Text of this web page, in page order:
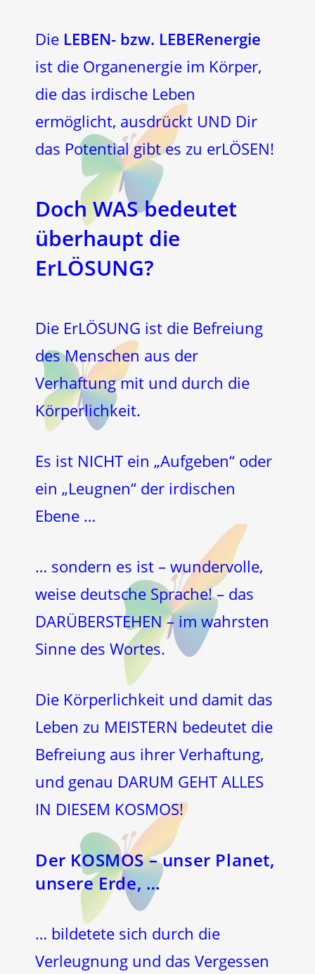
Die LEBEN- bzw. LEBERenergie
ist die Organenergie im Körper,
die das irdische Leben
ermöglicht, ausdrückt UND Dir
das Potential gibt es zu erLÖSEN!
Doch WAS bedeutet
überhaupt die
ErLÖSUNG?
Die ErLÖSUNG ist die Befreiung
des Menschen aus der
Verhaftung mit und durch die
Körperlichkeit.
Es ist NICHT ein „Aufgeben“ oder
ein „Leugnen“ der irdischen
Ebene …
… sondern es ist – wundervolle,
weise deutsche Sprache! – das
DARÜBERSTEHEN – im wahrsten
Sinne des Wortes.
Die Körperlichkeit und damit das
Leben zu MEISTERN bedeutet die
Befreiung aus ihrer Verhaftung,
und genau DARUM GEHT ALLES
IN DIESEM KOSMOS!
Der KOSMOS – unser Planet,
unsere Erde, …
… bildetete sich durch die
Verleugnung und das Vergessen